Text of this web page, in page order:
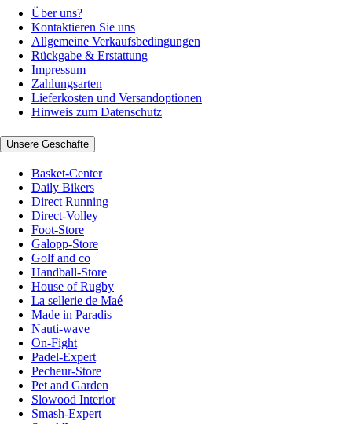
Über uns?
Kontaktieren Sie uns
Allgemeine Verkaufsbedingungen
Rückgabe & Erstattung
Impressum
Zahlungsarten
Lieferkosten und Versandoptionen
Hinweis zum Datenschutz
Unsere Geschäfte
Basket-Center
Daily Bikers
Direct Running
Direct-Volley
Foot-Store
Galopp-Store
Golf and co
Handball-Store
House of Rugby
La sellerie de Maé
Made in Paradis
Nauti-wave
On-Fight
Padel-Expert
Pecheur-Store
Pet and Garden
Slowood Interior
Smash-Expert